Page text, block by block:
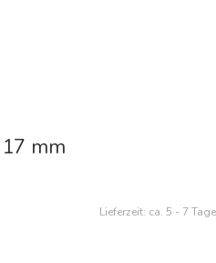
mm
Lieferzeit: ca. 5 - 7 Tage